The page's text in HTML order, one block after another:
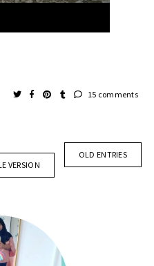
15 comments
OLD ENTRIES
VERSION